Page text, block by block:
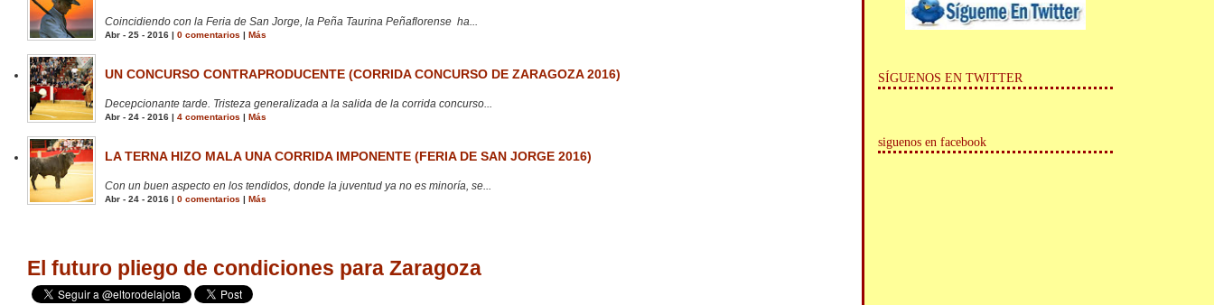
Coincidiendo con la Feria de San Jorge, la Peña Taurina Peñaflorense ha...
Abr - 25 - 2016 | 0 comentarios | Más
UN CONCURSO CONTRAPRODUCENTE (CORRIDA CONCURSO DE ZARAGOZA 2016)
Decepcionante tarde. Tristeza generalizada a la salida de la corrida concurso...
Abr - 24 - 2016 | 4 comentarios | Más
LA TERNA HIZO MALA UNA CORRIDA IMPONENTE (FERIA DE SAN JORGE 2016)
Con un buen aspecto en los tendidos, donde la juventud ya no es minoría, se...
Abr - 24 - 2016 | 0 comentarios Más
El futuro pliego de condiciones para Zaragoza
SÍGUENOS EN TWITTER
siguenos en facebook